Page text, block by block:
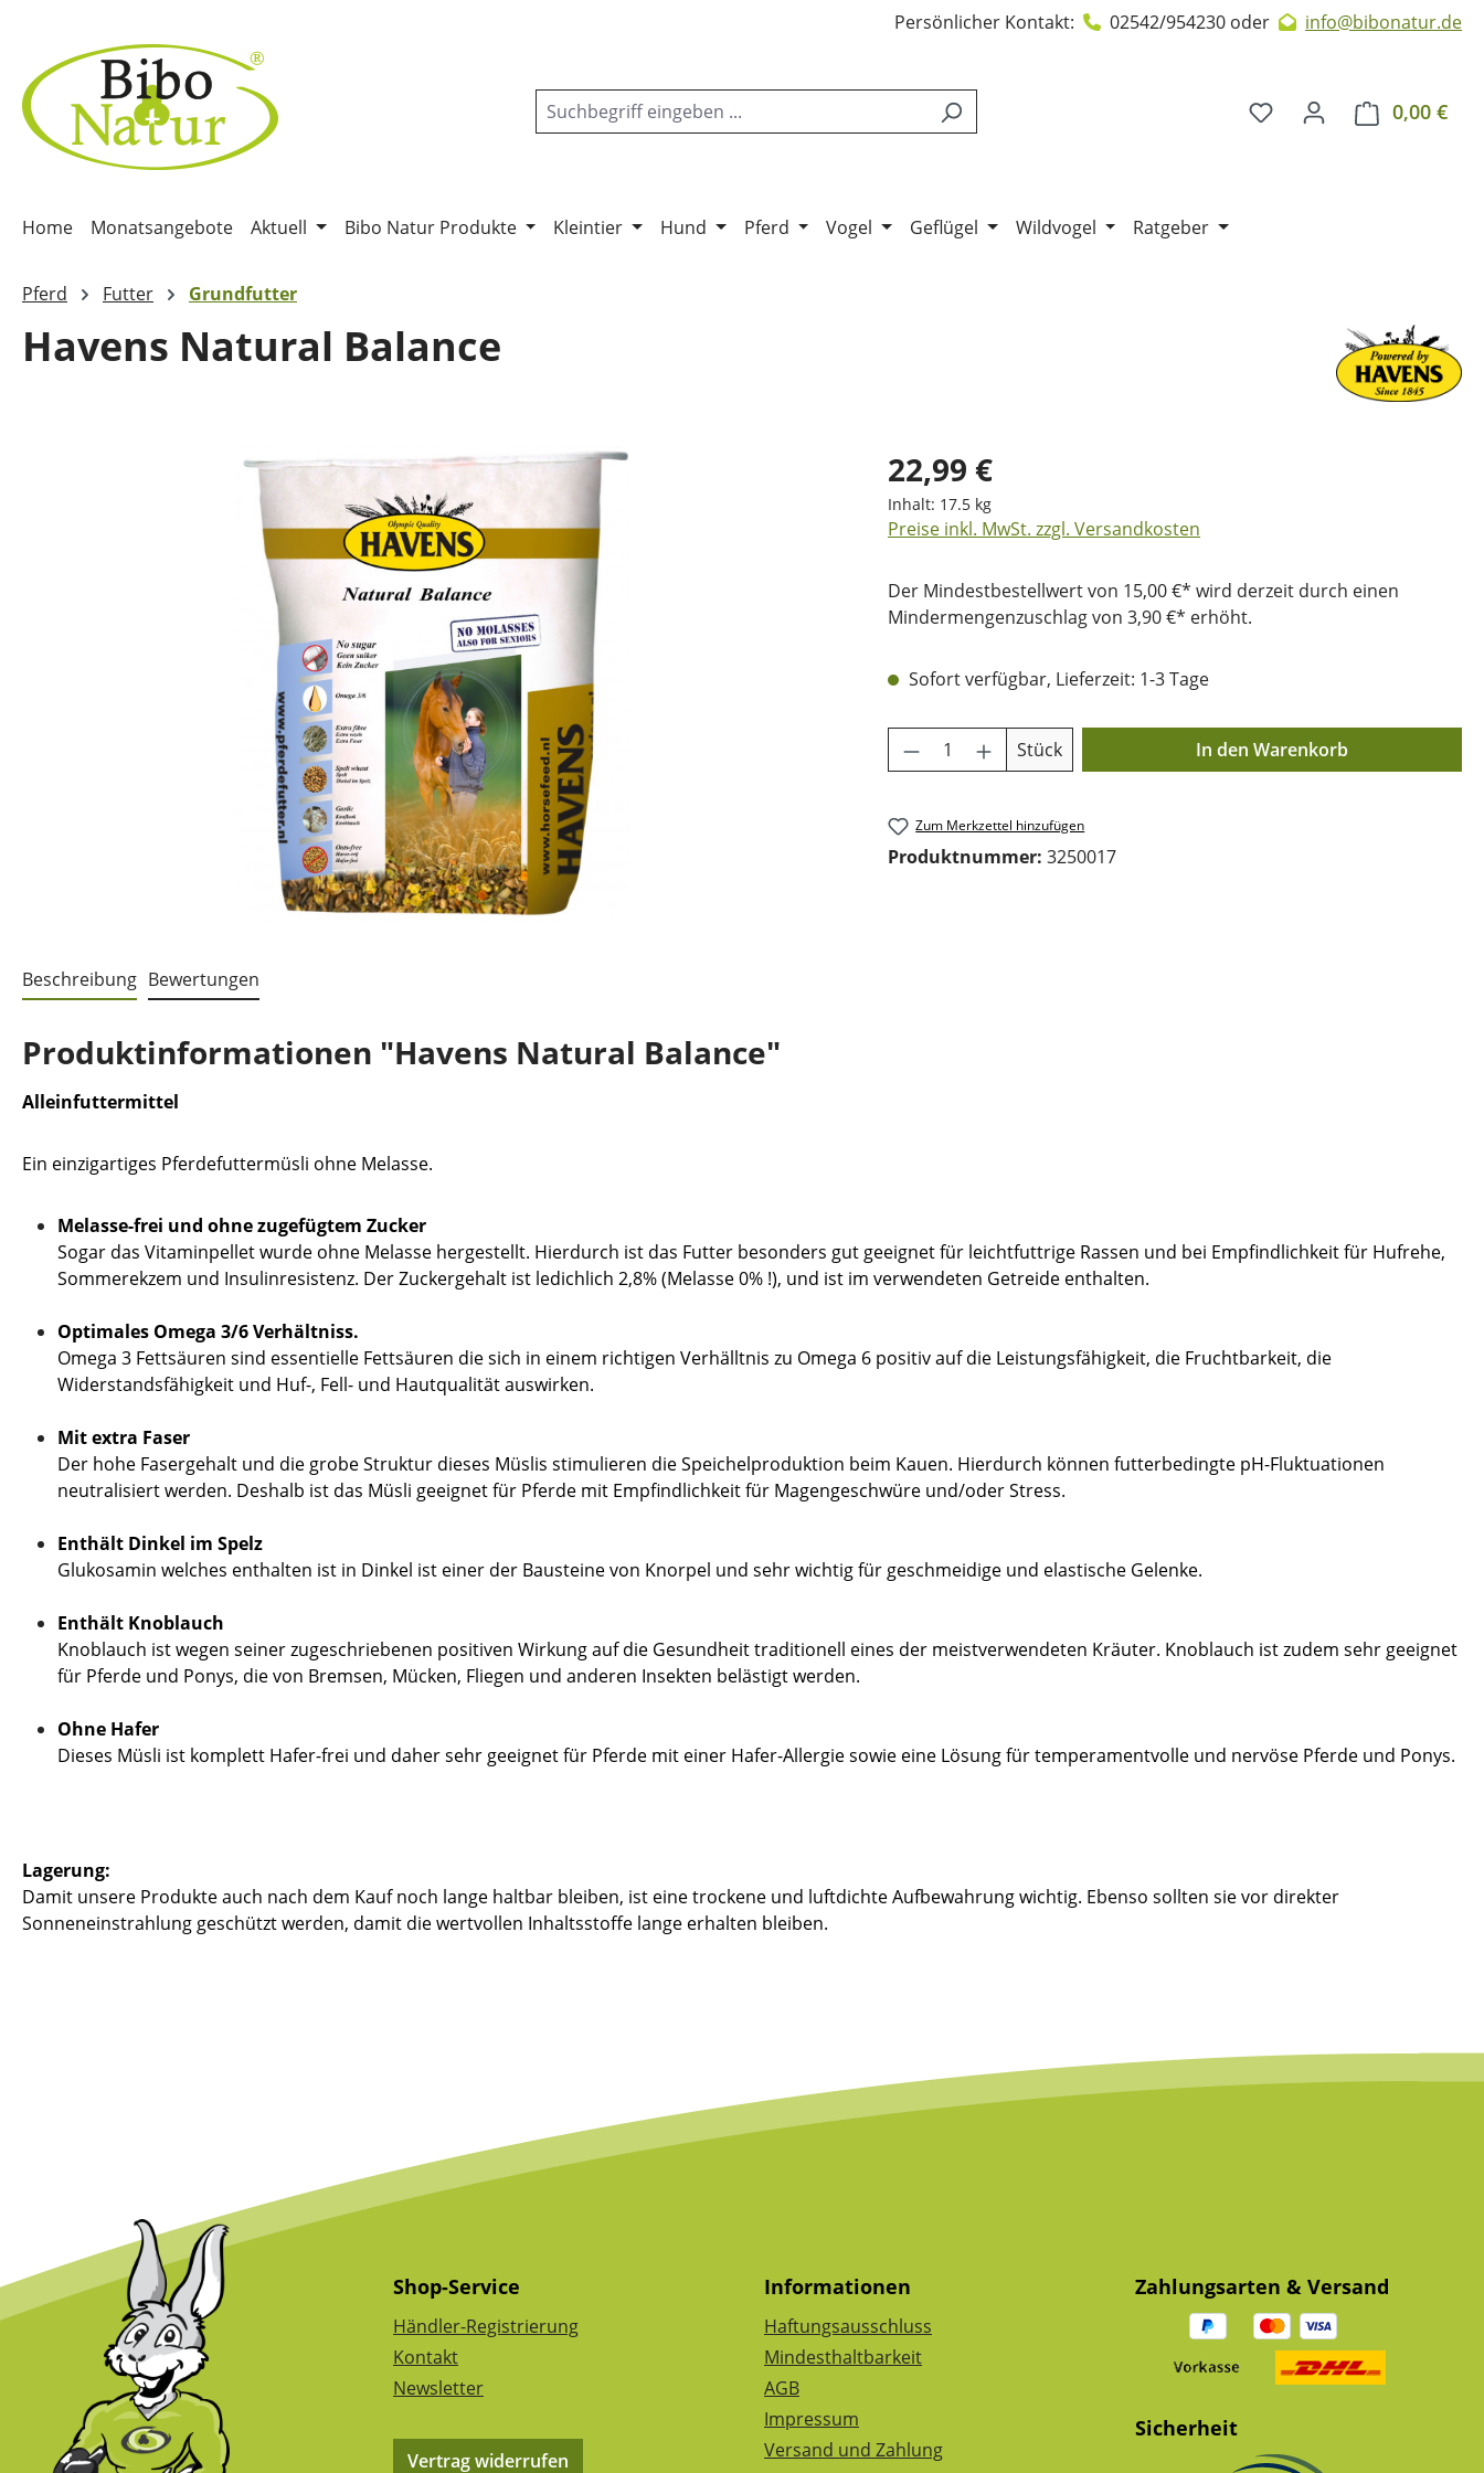
Persönlicher Kontakt: 02542/954230 oder info@bibonatur.de
0,00 €
Home Monatsangebote Aktuell Bibo Natur Produkte Kleintier Hund Pferd Vogel Geflügel Wildvogel Ratgeber
Pferd Futter Grundfutter
Havens Natural Balance
Bildergalerie überspringen 22,99 €
Inhalt: 17.5 kg
Preise inkl. MwSt. zzgl. Versandkosten
Der Mindestbestellwert von 15,00 €* wird derzeit durch einen
Mindermengenzuschlag von 3,90 €* erhöht.
Sofort verfügbar, Lieferzeit: 1-3 Tage
Produkt Anzahl: Gib den gewünschten Wert
Stück In den Warenkorb
Zum Merkzettel hinzufügen
Produktnummer: 3250017
Beschreibung Bewertungen
Produktinformationen "Havens Natural Balance"
Alleinfuttermittel
Ein einzigartiges Pferdefuttermüsli ohne Melasse.
Melasse-frei und ohne zugefügtem Zucker
Sogar das Vitaminpellet wurde ohne Melasse hergestellt. Hierdurch ist das Futter besonders gut geeignet für leichtfuttrige Rassen und bei Empfindlichkeit für Hufrehe,
Sommerekzem und Insulinresistenz. Der Zuckergehalt ist ledichlich 2,8% (Melasse 0% !), und ist im verwendeten Getreide enthalten.
Optimales Omega 3/6 Verhältniss.
Omega 3 Fettsäuren sind essentielle Fettsäuren die sich in einem richtigen Verhälltnis zu Omega 6 positiv auf die Leistungsfähigkeit, die Fruchtbarkeit, die
Widerstandsfähigkeit und Huf-, Fell- und Hautqualität auswirken.
Mit extra Faser
Der hohe Fasergehalt und die grobe Struktur dieses Müslis stimulieren die Speichelproduktion beim Kauen. Hierdurch können futterbedingte pH-Fluktuationen
neutralisiert werden. Deshalb ist das Müsli geeignet für Pferde mit Empfindlichkeit für Magengeschwüre und/oder Stress.
Enthält Dinkel im Spelz
Glukosamin welches enthalten ist in Dinkel ist einer der Bausteine von Knorpel und sehr wichtig für geschmeidige und elastische Gelenke.
Enthält Knoblauch
Knoblauch ist wegen seiner zugeschriebenen positiven Wirkung auf die Gesundheit traditionell eines der meistverwendeten Kräuter. Knoblauch ist zudem sehr geeignet
für Pferde und Ponys, die von Bremsen, Mücken, Fliegen und anderen Insekten belästigt werden.
Ohne Hafer
Dieses Müsli ist komplett Hafer-frei und daher sehr geeignet für Pferde mit einer Hafer-Allergie sowie eine Lösung für temperamentvolle und nervöse Pferde und Ponys.
Lagerung:
Damit unsere Produkte auch nach dem Kauf noch lange haltbar bleiben, ist eine trockene und luftdichte Aufbewahrung wichtig. Ebenso sollten sie vor direkter
Sonneneinstrahlung geschützt werden, damit die wertvollen Inhaltsstoffe lange erhalten bleiben.
Shop-Service
Händler-Registrierung
Kontakt
Newsletter
Vertrag widerrufen
Informationen
Haftungsausschluss
Mindesthaltbarkeit
AGB
Impressum
Versand und Zahlung
Zahlungsarten & Versand
Sicherheit